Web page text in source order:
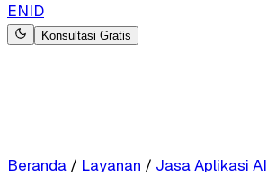
ENID
Konsultasi Gratis
Beranda / Layanan / Jasa Aplikasi AI